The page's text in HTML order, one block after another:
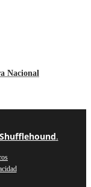
Nacional
Shufflehound.